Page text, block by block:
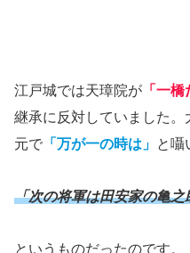
江戸城では天璋院が 「一
継承に反対していました
元で 「万が一の時は」 と囁
「次の将軍は田安家の亀
というものだったのです